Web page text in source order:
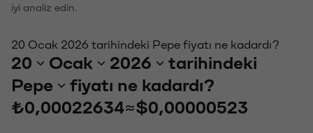
iyi analiz edin.
20 Ocak 2026 tarihindeki Pepe fiyatı ne kadardı?
20 Ocak 2026
tarihindeki
Pepe
fiyatı ne kadardı?
₺0,00022634≈$0,00000523